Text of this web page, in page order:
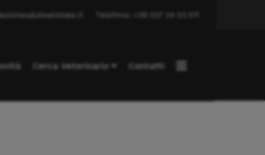
Telefono: +39 037 24 03 511
Cerca Veterinario Contatti